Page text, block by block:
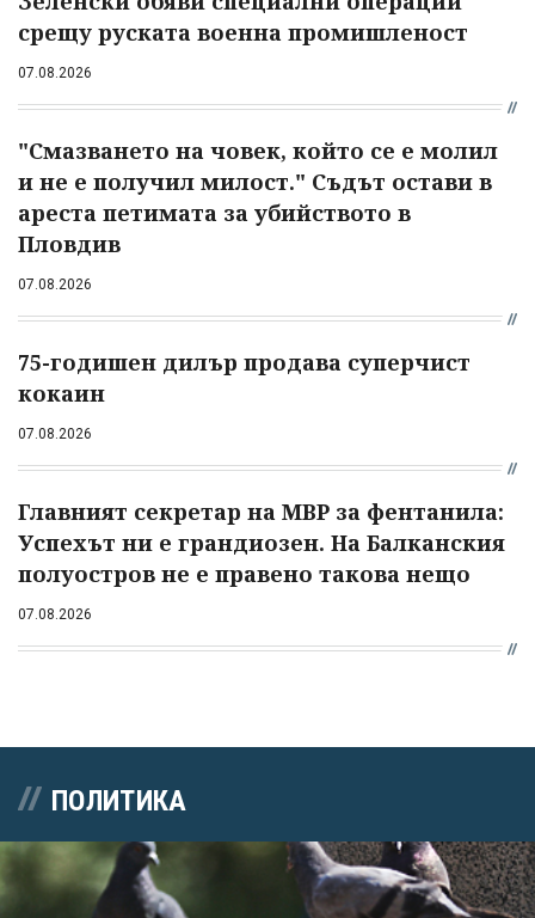
срещу руската военна промишленост
07.08.2026
"Смазването на човек, който се е молил
и не е получил милост." Съдът остави в
ареста петимата за убийството в
Пловдив
07.08.2026
75-годишен дилър продава суперчист
кокаин
07.08.2026
Главният секретар на МВР за фентанила:
Успехът ни е грандиозен. На Балканския
полуостров не е правено такова нещо
07.08.2026
ПОЛИТИКА